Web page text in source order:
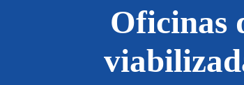
Oficinas